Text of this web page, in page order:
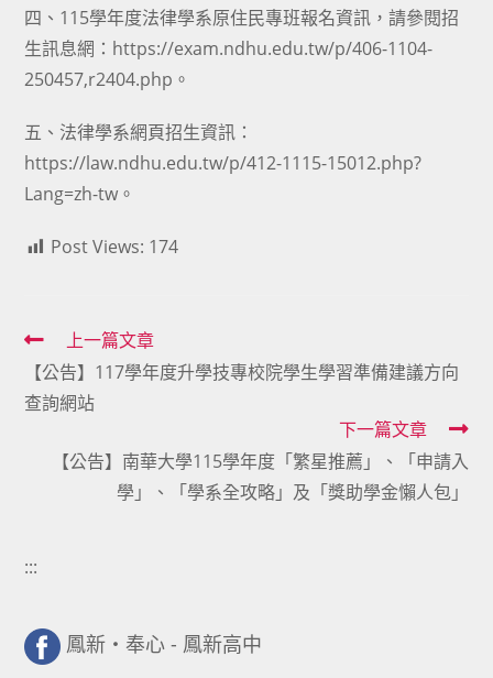
四、115學年度法律學系原住民專班報名資訊，請參閱招
生訊息網：https://exam.ndhu.edu.tw/p/406-1104-
250457,r2404.php。
五、法律學系網頁招生資訊：
https://law.ndhu.edu.tw/p/412-1115-15012.php?
Lang=zh-tw。
Post Views: 174
Read
more
articles
上一篇文章
【公告】117學年度升學技專校院學生學習準備建議方向
查詢網站
下一篇文章
【公告】南華大學115學年度「繁星推薦」、「申請入
學」、「學系全攻略」及「獎助學金懶人包」
:::
鳳新・奉心 - 鳳新高中